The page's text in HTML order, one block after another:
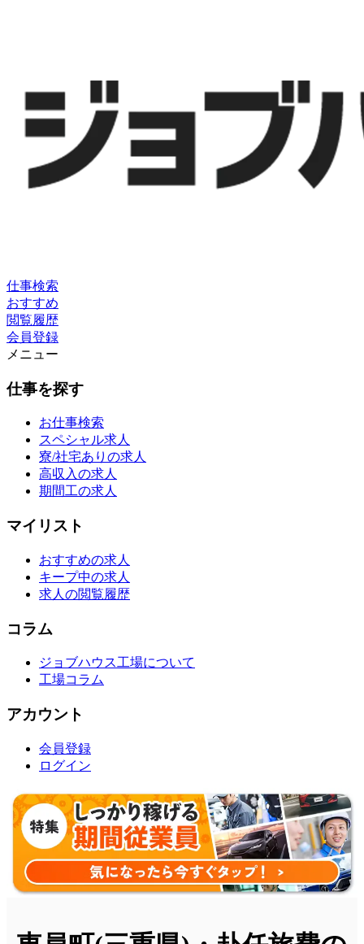
仕事検索
おすすめ
閲覧履歴
会員登録
メニュー
仕事を探す
お仕事検索
スペシャル求人
寮/社宅ありの求人
高収入の求人
期間工の求人
マイリスト
おすすめの求人
キープ中の求人
求人の閲覧履歴
コラム
ジョブハウス工場について
工場コラム
アカウント
会員登録
ログイン